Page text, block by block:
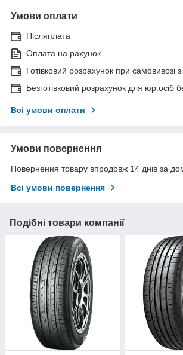
Умови оплати
Післяплата
Оплата на рахунок
Готівковий розрахунок при самовивозі з
Безготівковий розрахунок для юр.осіб
Всі умови оплати
Умови повернення
Повернення товару впродовж 14 днів за
Всі умови повернення
Подібні товари компанії